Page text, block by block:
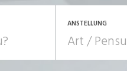
ANSTELLUNG